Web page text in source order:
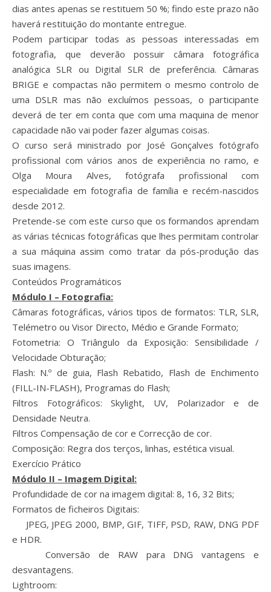
dias antes apenas se restituem 50 %; findo este prazo não
haverá restituição do montante entregue.
Podem participar todas as pessoas interessadas em
fotografia, que deverão possuir câmara fotográfica
analógica SLR ou Digital SLR de preferência. Câmaras
BRIGE e compactas não permitem o mesmo controlo de
uma DSLR mas não excluímos pessoas, o participante
deverá de ter em conta que com uma maquina de menor
capacidade não vai poder fazer algumas coisas.
O curso será ministrado por José Gonçalves fotógrafo
profissional com vários anos de experiência no ramo, e
Olga Moura Alves, fotógrafa profissional com
especialidade em fotografia de família e recém-nascidos
desde 2012.
Pretende-se com este curso que os formandos aprendam
as várias técnicas fotográficas que lhes permitam controlar
a sua máquina assim como tratar da pós-produção das
suas imagens.
Conteúdos Programáticos
Módulo I – Fotografia:
Câmaras fotográficas, vários tipos de formatos: TLR, SLR,
Telémetro ou Visor Directo, Médio e Grande Formato;
Fotometria: O Triângulo da Exposição: Sensibilidade /
Velocidade Obturação;
Flash: N.º de guia, Flash Rebatido, Flash de Enchimento
(FILL-IN-FLASH), Programas do Flash;
Filtros Fotográficos: Skylight, UV, Polarizador e de
Densidade Neutra.
Filtros Compensação de cor e Correcção de cor.
Composição: Regra dos terços, linhas, estética visual.
Exercício Prático
Módulo II – Imagem Digital:
Profundidade de cor na imagem digital: 8, 16, 32 Bits;
Formatos de ficheiros Digitais:
JPEG, JPEG 2000, BMP, GIF, TIFF, PSD, RAW, DNG PDF
e HDR.
Conversão de RAW para DNG vantagens e
desvantagens.
Lightroom: